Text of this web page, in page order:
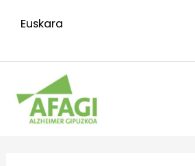
Euskara